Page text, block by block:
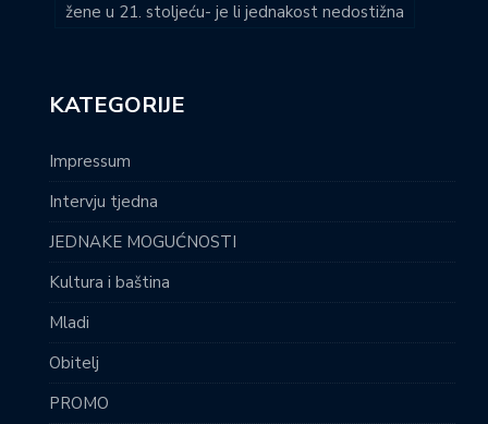
žene u 21. stoljeću- je li jednakost nedostižna
KATEGORIJE
Impressum
Intervju tjedna
JEDNAKE MOGUĆNOSTI
Kultura i baština
Mladi
Obitelj
PROMO